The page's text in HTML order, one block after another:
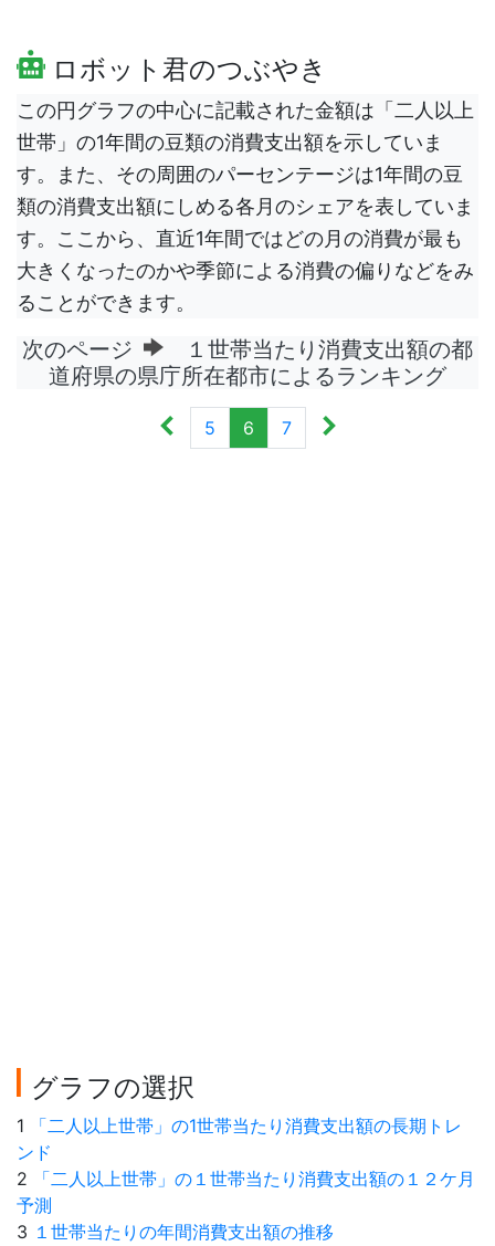
ロボット君のつぶやき
この円グラフの中心に記載された金額は「二人以上
世帯」の1年間の豆類の消費支出額を示していま
す。また、その周囲のパーセンテージは1年間の豆
類の消費支出額にしめる各月のシェアを表していま
す。ここから、直近1年間ではどの月の消費が最も
大きくなったのかや季節による消費の偏りなどをみ
ることができます。
次のページ
１世帯当たり消費支出額の都
道府県の県庁所在都市によるランキング
5 6 7
グラフの選択
1
「二人以上世帯」の1世帯当たり消費支出額の長期トレ
ンド
2
「二人以上世帯」の１世帯当たり消費支出額の１２ケ月
予測
3 １世帯当たりの年間消費支出額の推移